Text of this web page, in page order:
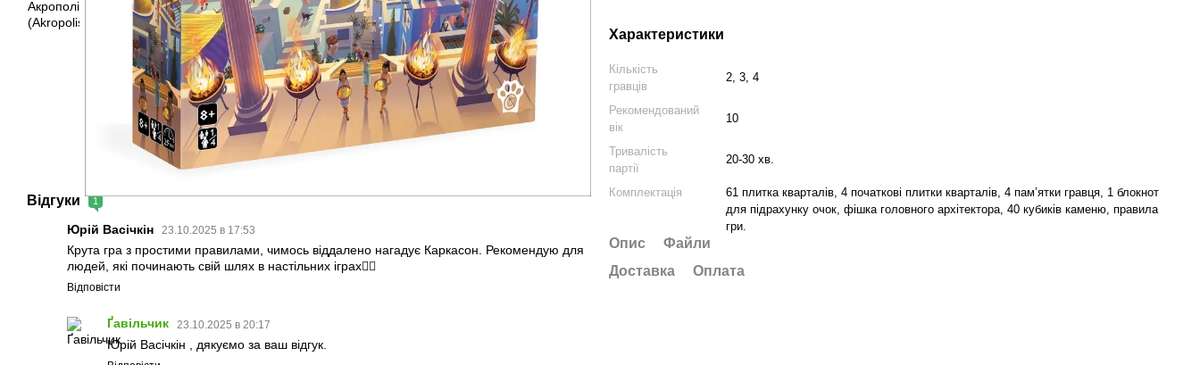
Відгуки 1
Юрій Васічкін 23.10.2025 в 17:53
Крута гра з простими правилами, чимось віддалено нагадує Каркасон. Рекомендую для
людей, які починають свій шлях в настільних іграх👍🏼
Відповісти
Ґавільчик 23.10.2025 в 20:17
Юрій Васічкін , дякуємо за ваш відгук.
Характеристики
Кількість
гравців
2, 3, 4
Рекомендований
вік
10
Тривалість
партії
20-30 хв.
Комплектація
61 плитка кварталів, 4 початкові плитки кварталів, 4 пам’ятки гравця, 1 блокнот
для підрахунку очок, фішка головного архітектора, 40 кубиків каменю, правила
гри.
Опис
Файли
Доставка
Оплата